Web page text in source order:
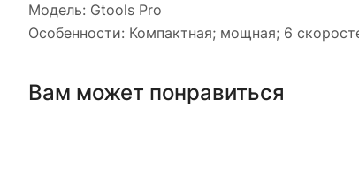
Модель: Gtools Pro
Особенности: Компактная; мощная; 6
Вам может понравиться